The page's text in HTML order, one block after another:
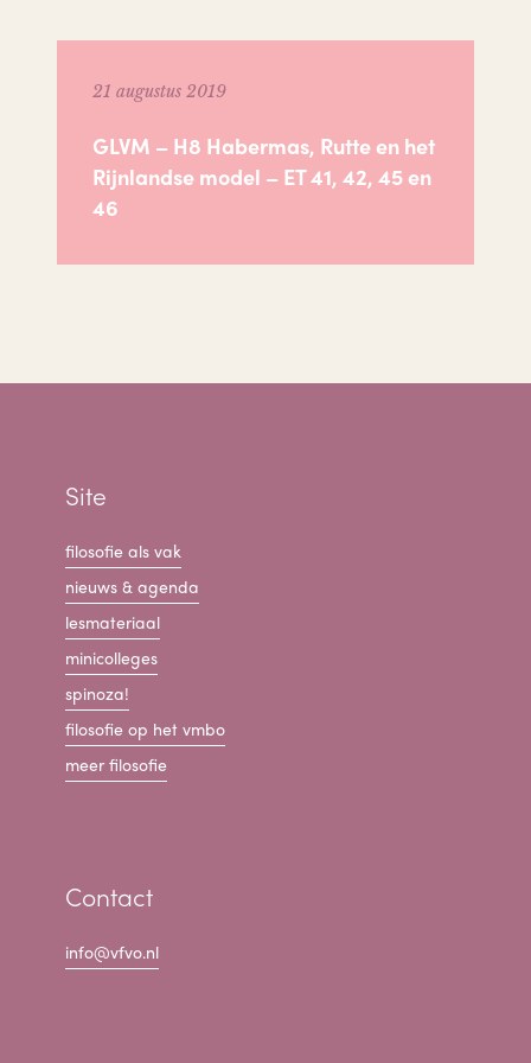
21 augustus 2019
GLVM – H8 Habermas, Rutte en het
Rijnlandse model – ET 41, 42, 45 en
46
Site
filosofie als vak
nieuws & agenda
lesmateriaal
minicolleges
spinoza!
filosofie op het vmbo
meer filosofie
Contact
info@vfvo.nl